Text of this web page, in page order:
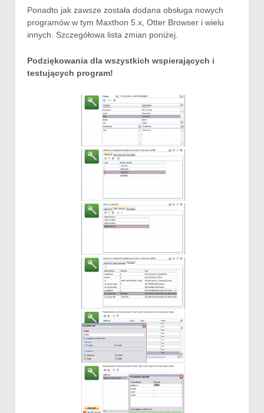
Ponadto jak zawsze została dodana obsługa nowych
programów w tym Maxthon 5.x, Otter Browser i wielu
innych. Szczegółowa lista zmian poniżej.
Podziękowania dla wszystkich wspierających i
testujących program!